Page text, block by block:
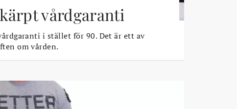
vårdgaranti
i stället för 90. Det är ett av
om vården.